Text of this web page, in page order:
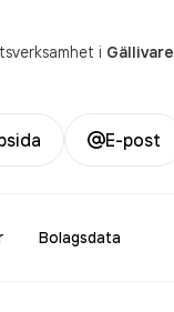
i Gällivare
E-post
Bolagsdata